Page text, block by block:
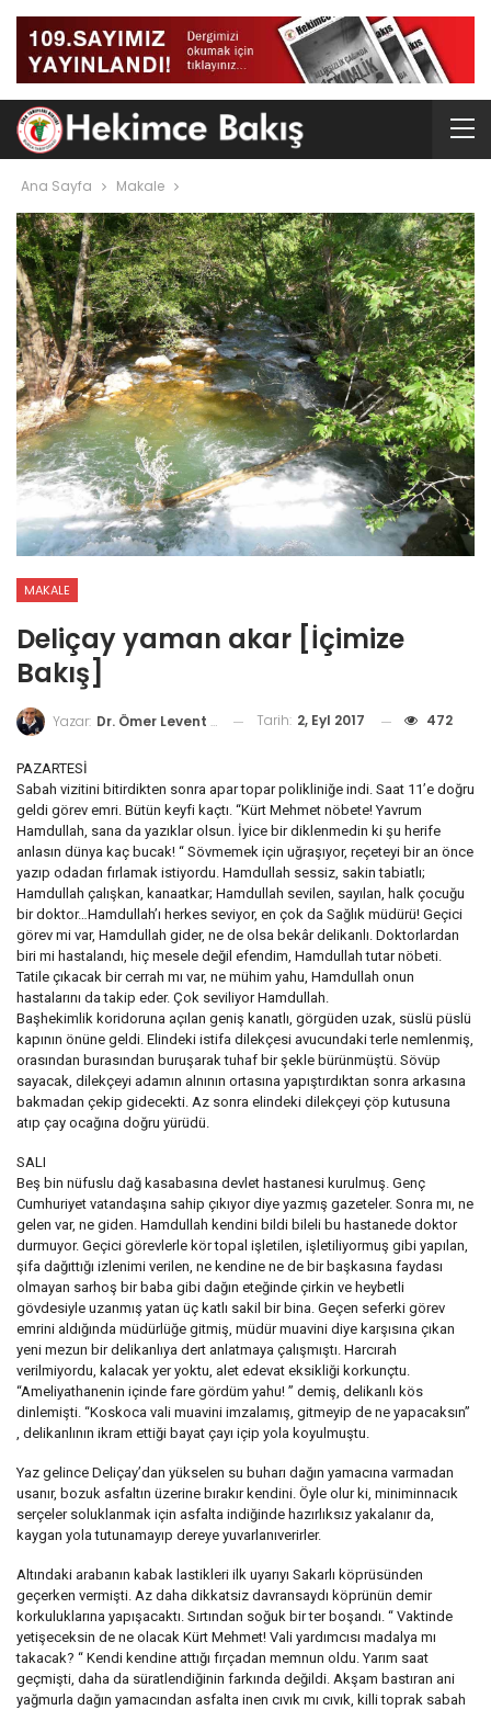
Ana Sayfa Makale
MAKALE
Deliçay yaman akar [İçimize
Bakış]
Yazar: Dr. Ömer Levent Soydinç Tarih: 2, Eyl 2017 472
PAZARTESİ
Sabah vizitini bitirdikten sonra apar topar polikliniğe indi. Saat 11’e doğru
geldi görev emri. Bütün keyfi kaçtı. “Kürt Mehmet nöbete! Yavrum
Hamdullah, sana da yazıklar olsun. İyice bir diklenmedin ki şu herife
anlasın dünya kaç bucak! “ Sövmemek için uğraşıyor, reçeteyi bir an önce
yazıp odadan fırlamak istiyordu. Hamdullah sessiz, sakin tabiatlı;
Hamdullah çalışkan, kanaatkar; Hamdullah sevilen, sayılan, halk çocuğu
bir doktor…Hamdullah’ı herkes seviyor, en çok da Sağlık müdürü! Geçici
görev mi var, Hamdullah gider, ne de olsa bekâr delikanlı. Doktorlardan
biri mi hastalandı, hiç mesele değil efendim, Hamdullah tutar nöbeti.
Tatile çıkacak bir cerrah mı var, ne mühim yahu, Hamdullah onun
hastalarını da takip eder. Çok seviliyor Hamdullah.
Başhekimlik koridoruna açılan geniş kanatlı, görgüden uzak, süslü püslü
kapının önüne geldi. Elindeki istifa dilekçesi avucundaki terle nemlenmiş,
orasından burasından buruşarak tuhaf bir şekle bürünmüştü. Sövüp
sayacak, dilekçeyi adamın alnının ortasına yapıştırdıktan sonra arkasına
bakmadan çekip gidecekti. Az sonra elindeki dilekçeyi çöp kutusuna
atıp çay ocağına doğru yürüdü.
SALI
Beş bin nüfuslu dağ kasabasına devlet hastanesi kurulmuş. Genç
Cumhuriyet vatandaşına sahip çıkıyor diye yazmış gazeteler. Sonra mı, ne
gelen var, ne giden. Hamdullah kendini bildi bileli bu hastanede doktor
durmuyor. Geçici görevlerle kör topal işletilen, işletiliyormuş gibi yapılan,
şifa dağıttığı izlenimi verilen, ne kendine ne de bir başkasına faydası
olmayan sarhoş bir baba gibi dağın eteğinde çirkin ve heybetli
gövdesiyle uzanmış yatan üç katlı sakil bir bina. Geçen seferki görev
emrini aldığında müdürlüğe gitmiş, müdür muavini diye karşısına çıkan
yeni mezun bir delikanlıya dert anlatmaya çalışmıştı. Harcırah
verilmiyordu, kalacak yer yoktu, alet edevat eksikliği korkunçtu.
“Ameliyathanenin içinde fare gördüm yahu! ” demiş, delikanlı kös
dinlemişti. “Koskoca vali muavini imzalamış, gitmeyip de ne yapacaksın”
, delikanlının ikram ettiği bayat çayı içip yola koyulmuştu.
Yaz gelince Deliçay’dan yükselen su buharı dağın yamacına varmadan
usanır, bozuk asfaltın üzerine bırakır kendini. Öyle olur ki, miniminnacık
serçeler soluklanmak için asfalta indiğinde hazırlıksız yakalanır da,
kaygan yola tutunamayıp dereye yuvarlanıverirler.
Altındaki arabanın kabak lastikleri ilk uyarıyı Sakarlı köprüsünden
geçerken vermişti. Az daha dikkatsiz davransaydı köprünün demir
korkuluklarına yapışacaktı. Sırtından soğuk bir ter boşandı. “ Vaktinde
yetişeceksin de ne olacak Kürt Mehmet! Vali yardımcısı madalya mı
takacak? “ Kendi kendine attığı fırçadan memnun oldu. Yarım saat
geçmişti, daha da süratlendiğinin farkında değildi. Akşam bastıran ani
yağmurla dağın yamacından asfalta inen cıvık mı cıvık, killi toprak sabah